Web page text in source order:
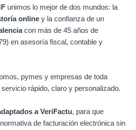
unimos lo mejor de dos mundos: la
online y la confianza de un
con más de 45 años de
en asesoría fiscal, contable y
pymes y empresas de toda
rápido, claro y personalizado.
a VeriFactu, para que
de facturación electrónica sin